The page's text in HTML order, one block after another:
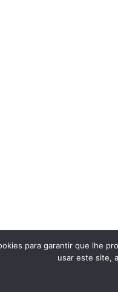
para garantir que lhe
usar este site,